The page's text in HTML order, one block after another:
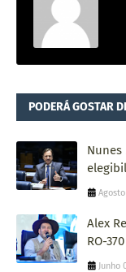
PODERÁ GOSTAR
Alex
RO-
Junho